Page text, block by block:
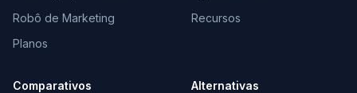
Robô de Marketing
Planos
Recursos
Comparativos Alternativas